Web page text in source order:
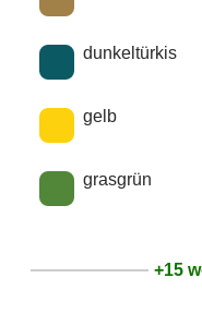
dunkeltürkis
gelb
grasgrün
+15